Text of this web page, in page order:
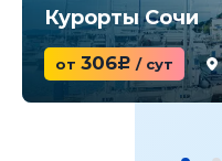
Курорты Сочи
от 306c / сут